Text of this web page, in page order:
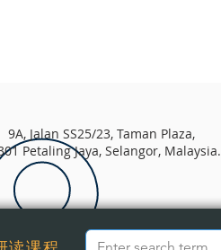
9A, Jalan SS25/23, Taman Plaza,
Petaling Jaya, Selangor, Malaysia.